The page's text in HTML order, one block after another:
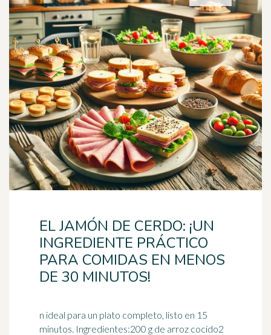
EL JAMÓN DE CERDO: ¡UN
INGREDIENTE PRÁCTICO
PARA COMIDAS EN MENOS
DE 30 MINUTOS!
n ideal para un plato completo, listo en 15
minutos. Ingredientes:200 g de arroz cocido2